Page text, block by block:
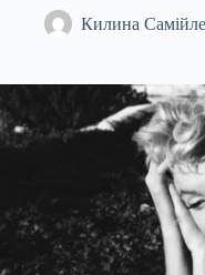
Килина